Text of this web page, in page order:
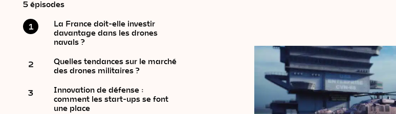
5 épisodes
1
La France doit-elle investir
davantage dans les drones
navals ?
2
Quelles tendances sur le marché
des drones militaires ?
3
Innovation de défense :
comment les start-ups se font
une place